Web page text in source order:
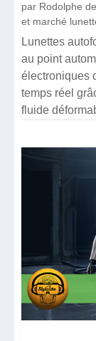
par Rodolphe
et marché
Lunettes
au point
électroniques
temps réel
fluide